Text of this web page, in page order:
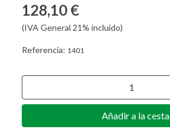
128,10 €
(IVA General 21% incluido)
Referencia: 1401
Añadir a la cesta